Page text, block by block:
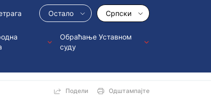
Остало Српски
Обраћање Уставном
суду
Подели Одштампајте